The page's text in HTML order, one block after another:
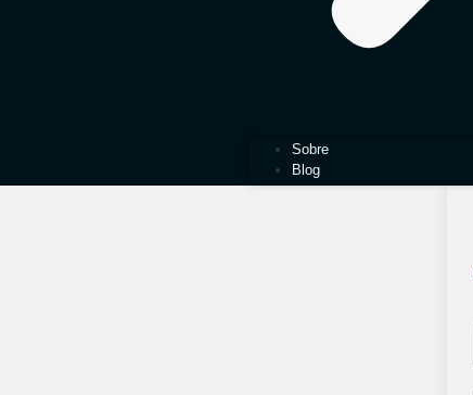
Sobre
Blog